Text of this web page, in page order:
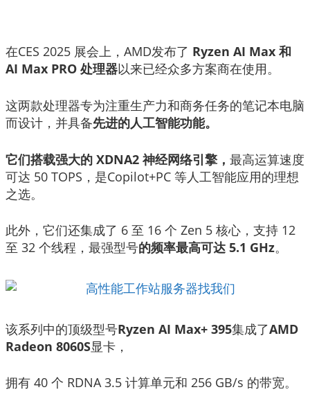
在CES 2025 展会上，AMD发布了 Ryzen AI Max 和
AI Max PRO 处理器以来已经众多方案商在使用。
这两款处理器专为注重生产力和商务任务的笔记本电脑
而设计，并具备先进的人工智能功能。
它们搭载强大的 XDNA2 神经网络引擎， 最高运算速度
可达 50 TOPS，是Copilot+PC 等人工智能应用的理想
之选。
此外，它们还集成了 6 至 16 个 Zen 5 核心，支持 12
至 32 个线程，最强型号的频率最高可达 5.1 GHz。
该系列中的顶级型号Ryzen AI Max+ 395集成了AMD
Radeon 8060S显卡，
拥有 40 个 RDNA 3.5 计算单元和 256 GB/s 的带宽。